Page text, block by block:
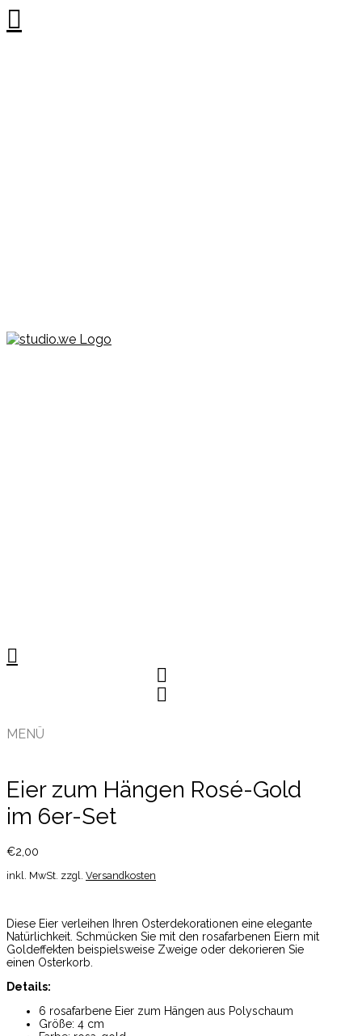
MENÜ
Eier zum Hängen Rosé-Gold
im 6er-Set
€2,00
inkl. MwSt. zzgl. Versandkosten
Diese Eier verleihen Ihren Osterdekorationen eine elegante
Natürlichkeit. Schmücken Sie mit den rosafarbenen Eiern mit
Goldeffekten beispielsweise Zweige oder dekorieren Sie
einen Osterkorb.
Details:
6 rosafarbene Eier zum Hängen aus Polyschaum
Größe: 4 cm